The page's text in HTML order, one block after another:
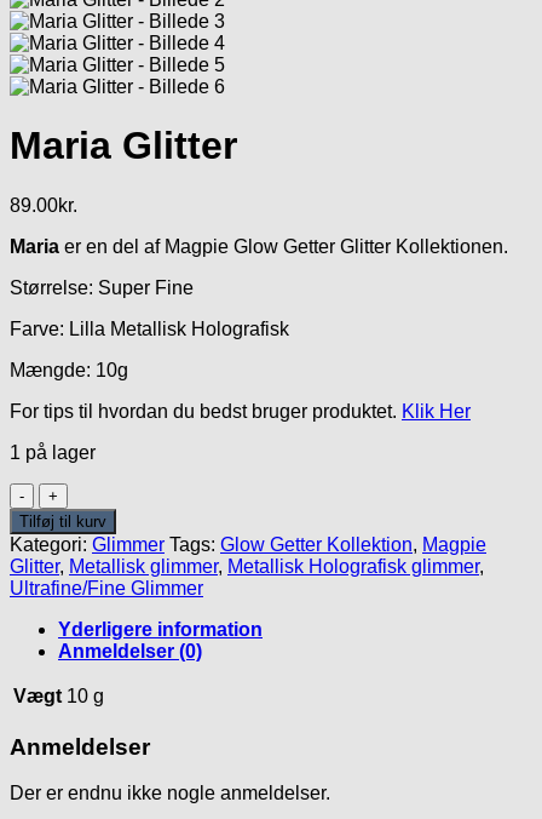
Maria Glitter
89.00kr.
Maria er en del af Magpie Glow Getter Glitter Kollektionen.
Størrelse: Super Fine
Farve: Lilla Metallisk Holografisk
Mængde: 10g
For tips til hvordan du bedst bruger produktet. Klik Her
1 på lager
Maria
Glitter
antal
Tilføj til kurv
Kategori: Glimmer Tags: Glow Getter Kollektion, Magpie
Glitter, Metallisk glimmer, Metallisk Holografisk glimmer,
Ultrafine/Fine Glimmer
Yderligere information
Anmeldelser (0)
Vægt 10 g
Anmeldelser
Der er endnu ikke nogle anmeldelser.